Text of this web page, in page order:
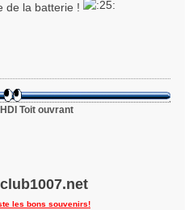
de la batterie !
Toit ouvrant
les bons souvenirs!